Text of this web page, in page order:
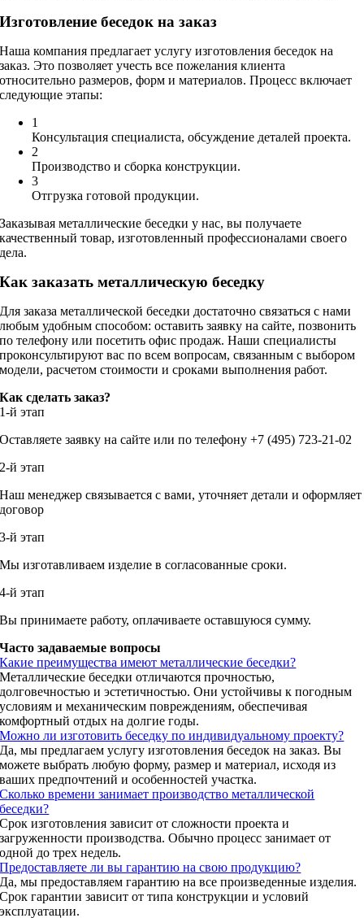
Изготовление беседок на заказ
Наша компания предлагает услугу изготовления беседок на
заказ. Это позволяет учесть все пожелания клиента
относительно размеров, форм и материалов. Процесс включает
следующие этапы:
1
Консультация специалиста, обсуждение деталей проекта.
2
Производство и сборка конструкции.
3
Отгрузка готовой продукции.
Заказывая металлические беседки у нас, вы получаете
качественный товар, изготовленный профессионалами своего
дела.
Как заказать металлическую беседку
Для заказа металлической беседки достаточно связаться с нами
любым удобным способом: оставить заявку на сайте, позвонить
по телефону или посетить офис продаж. Наши специалисты
проконсультируют вас по всем вопросам, связанным с выбором
модели, расчетом стоимости и сроками выполнения работ.
Как сделать заказ?
1-й этап
Оставляете заявку на сайте или по телефону +7 (495) 723-21-02
2-й этап
Наш менеджер связывается с вами, уточняет детали и оформляет
договор
3-й этап
Мы изготавливаем изделие в согласованные сроки.
4-й этап
Вы принимаете работу, оплачиваете оставшуюся сумму.
Часто задаваемые вопросы
Какие преимущества имеют металлические беседки?
Металлические беседки отличаются прочностью,
долговечностью и эстетичностью. Они устойчивы к погодным
условиям и механическим повреждениям, обеспечивая
комфортный отдых на долгие годы.
Можно ли изготовить беседку по индивидуальному проекту?
Да, мы предлагаем услугу изготовления беседок на заказ. Вы
можете выбрать любую форму, размер и материал, исходя из
ваших предпочтений и особенностей участка.
Сколько времени занимает производство металлической
беседки?
Срок изготовления зависит от сложности проекта и
загруженности производства. Обычно процесс занимает от
одной до трех недель.
Предоставляете ли вы гарантию на свою продукцию?
Да, мы предоставляем гарантию на все произведенные изделия.
Срок гарантии зависит от типа конструкции и условий
эксплуатации.